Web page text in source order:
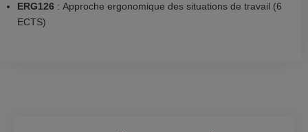
ERG126 : Approche ergonomique des situations de travail (6
ECTS)